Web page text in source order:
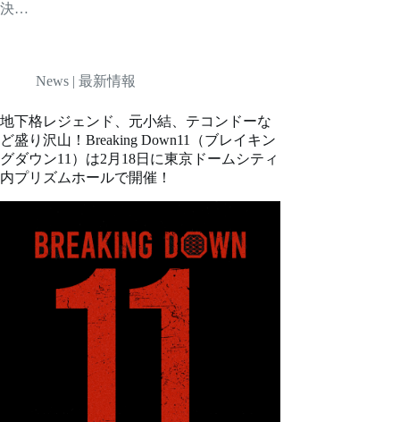
決…
News | 最新情報
地下格レジェンド、元小結、テコンドーな
ど盛り沢山！Breaking Down11（ブレイキン
グダウン11）は2月18日に東京ドームシティ
内プリズムホールで開催！